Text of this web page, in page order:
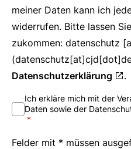
meiner Daten kann ich
widerrufen. Bitte lassen
zukommen: datenschutz
Datenschutzerklärung
.
Ich erkläre mich mit der
Daten sowie der
Felder mit * müssen